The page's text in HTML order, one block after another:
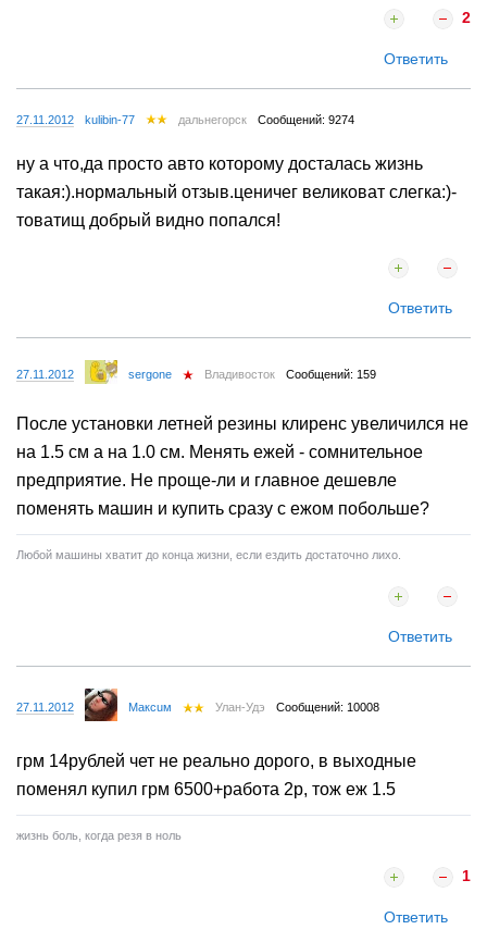
2
Ответить
27.11.2012 kulibin-77 дальнегорск Сообщений: 9274
ну а что,да просто авто которому досталась жизнь
такая:).нормальный отзыв.ценичег великоват слегка:)-
товатищ добрый видно попался!
Ответить
27.11.2012 sergone Владивосток Сообщений: 159
После установки летней резины клиренс увеличился не
на 1.5 см а на 1.0 см. Менять ежей - сомнительное
предприятие. Не проще-ли и главное дешевле
поменять машин и купить сразу с ежом побольше?
Любой машины хватит до конца жизни, если ездить достаточно лихо.
Ответить
27.11.2012 Maксuм Улан-Удэ Сообщений: 10008
грм 14рублей чет не реально дорого, в выходные
поменял купил грм 6500+работа 2р, тож еж 1.5
жизнь боль, когда резя в ноль
1
Ответить